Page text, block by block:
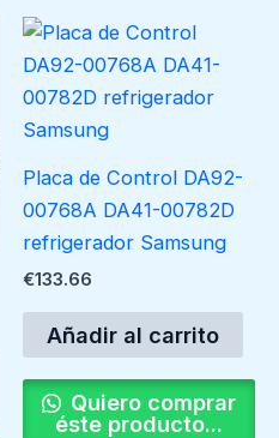
Este
producto
tiene
múltiples
Las
opciones
pueden
Placa de Control DA92-
00768A DA41-00782D
refrigerador Samsung
€133.66
Añadir al carrito
Quiero comprar
éste producto...